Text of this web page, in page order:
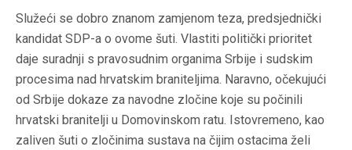
Služeći se dobro znanom zamjenom teza, predsjednički
kandidat SDP-a o ovome šuti. Vlastiti politički prioritet
daje suradnji s pravosudnim organima Srbije i sudskim
procesima nad hrvatskim braniteljima. Naravno, očekujući
od Srbije dokaze za navodne zločine koje su počinili
hrvatski branitelji u Domovinskom ratu. Istovremeno, kao
zaliven šuti o zločinima sustava na čijim ostacima želi